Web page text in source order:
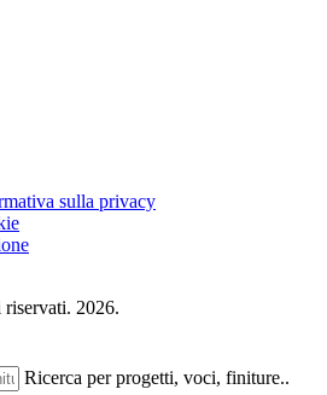
sulla privacy
2026.
Ricerca per progetti, voci, finiture..